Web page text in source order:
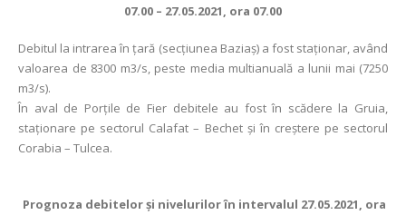
07.00 – 27.05.2021, ora 07.00
Debitul la intrarea în ţară (secţiunea Baziaş) a fost staționar, având
valoarea de 8300 m3/s, peste media multianuală a lunii mai (7250
m3/s).
În aval de Porţile de Fier debitele au fost în scădere la Gruia,
staționare pe sectorul Calafat – Bechet și în creștere pe sectorul
Corabia – Tulcea.
Prognoza debitelor şi nivelurilor în intervalul 27.05.2021, ora